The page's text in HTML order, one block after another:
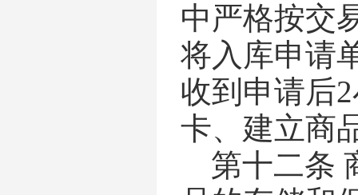
中严格按交
将入库申请
收到申请后
卡、建立商
第十二条